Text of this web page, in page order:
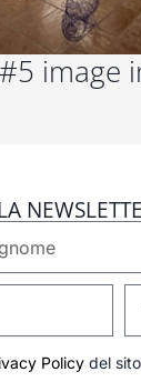
image
Policy del